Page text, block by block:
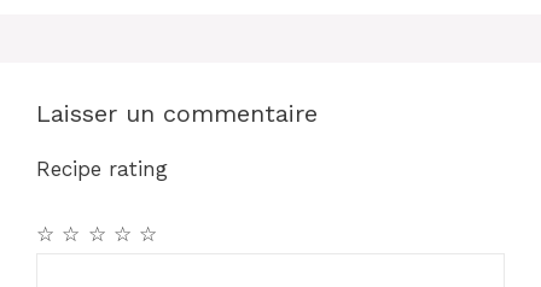
Laisser un commentaire
Recipe rating
☆
☆
☆
☆
☆